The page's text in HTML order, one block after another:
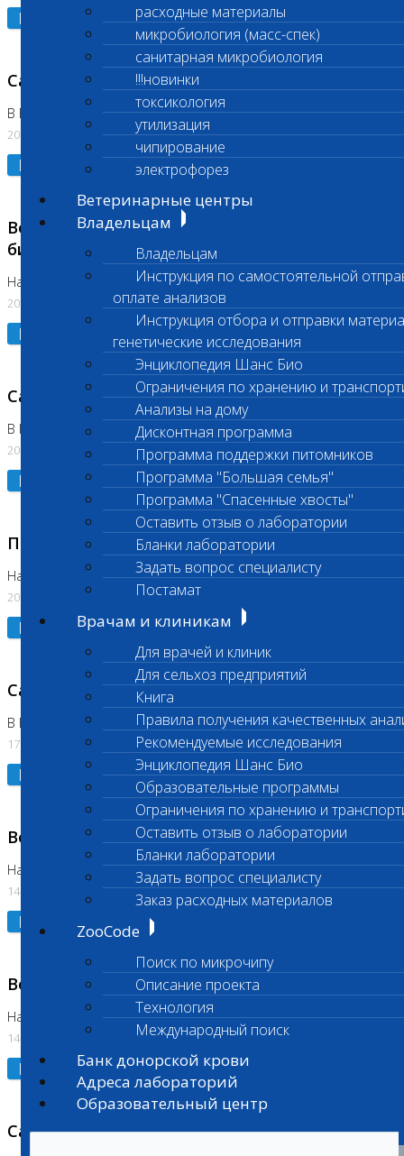
расходные материалы
микробиология (масс-спек)
санитарная микробиология
!!!новинки
токсикология
утилизация
чипирование
электрофорез
Ветеринарные центры
Владельцам
Владельцам
Инструкция по самостоятельной
оплате анализов
Инструкция отбора и отправки
генетические исследования
Энциклопедия Шанс Био
Ограничения по хранению и
Анализы на дому
Дисконтная программа
Программа поддержки питомников
Программа "Большая семья"
Программа "Спасенные хвосты"
Оставить отзыв о лаборатории
Бланки лаборатории
Задать вопрос специалисту
Постамат
Врачам и клиникам
Для врачей и клиник
Для сельхоз предприятий
Книга
Правила получения качественных
Рекомендуемые исследования
Энциклопедия Шанс Био
Образовательные программы
Ограничения по хранению и
Оставить отзыв о лаборатории
Бланки лаборатории
Задать вопрос специалисту
Заказ расходных материалов
ZooCode
Поиск по микрочипу
Описание проекта
Технология
Международный поиск
Банк донорской крови
Адреса лабораторий
Образовательный центр
Подробнее
Санитарный день
В Бутово 21.07.2026
20.07.2026
Подробнее
Возобновлено выполнение срочных
биохимических исследований
На Нагорной
20.07.2026
Подробнее
Санитарный день
В Коломне 20.07.2026
20.07.2026
Подробнее
Приостановлено выполнение исследования
На Нагорной
20.07.2026
Подробнее
Санитарный день
В Бутово
17.07.2026
Подробнее
Возобновлено выполнение исследования
На Нагорной (Код 961, 962)
14.07.2026
Подробнее
Возобновлено выполнение исследования
На Нагорной (Код 157)
14.07.2026
Подробнее
Санитарный день